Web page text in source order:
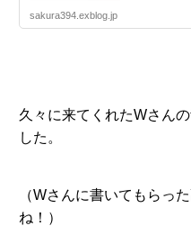
sakura394.exblog.jp
久々に来てくれたWさん
した。
（Wさんに書いてもらっ
ね！）